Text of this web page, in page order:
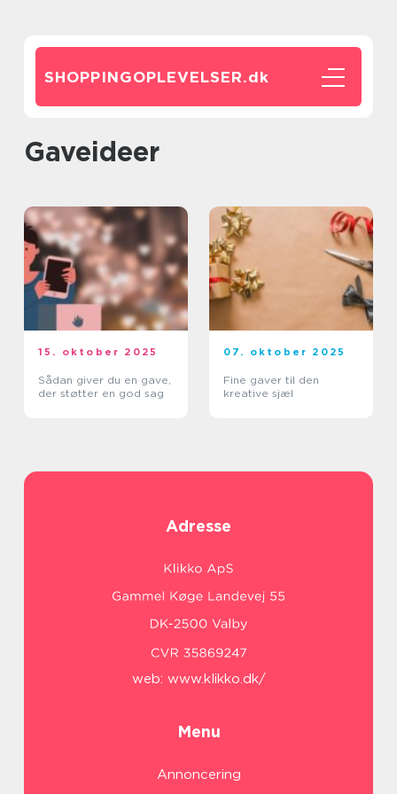
SHOPPINGOPLEVELSER.dk
Gaveideer
15. oktober 2025
Sådan giver du en gave,
der støtter en god sag
07. oktober 2025
Fine gaver til den
kreative sjæl
Adresse
web: www.klikko.dk/
Menu
Annoncering